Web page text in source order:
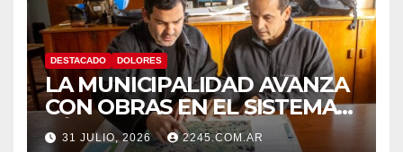
DESTACADO DOLORES
LA MUNICIPALIDAD AVANZA
CON OBRAS EN EL SISTEMA
HÍDRICO DE DOLORES
31 JULIO, 2026 2245.COM.AR